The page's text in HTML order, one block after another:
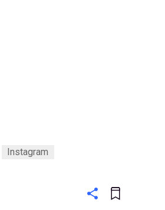
Instagram